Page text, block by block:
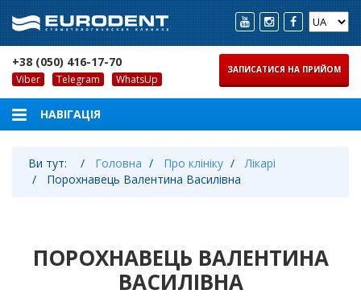
+38 (050) 416-17-70
Viber Telegram WhatsUp
ЗАПИСАТИСЯ НА ПРИЙОМ
Ви тут: Головна Про клініку
Лікарі
Порохнавець Валентина Василівна
ПОРОХНАВЕЦЬ ВАЛЕНТИНА
ВАСИЛІВНА